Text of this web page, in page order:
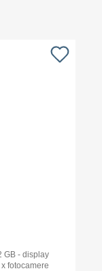
GB - display
fotocamere